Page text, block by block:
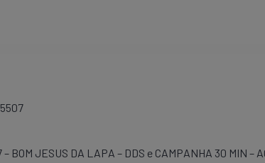
– BOM JESUS DA LAPA – DDS e CAMPANHA 30 MIN –